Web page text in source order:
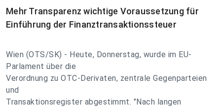
Mehr Transparenz wichtige Voraussetzung für
Einführung der Finanztransaktionssteuer
Wien (OTS/SK) - Heute, Donnerstag, wurde im EU-
Parlament über die
Verordnung zu OTC-Derivaten, zentrale Gegenparteien
und
Transaktionsregister abgestimmt. "Nach langen